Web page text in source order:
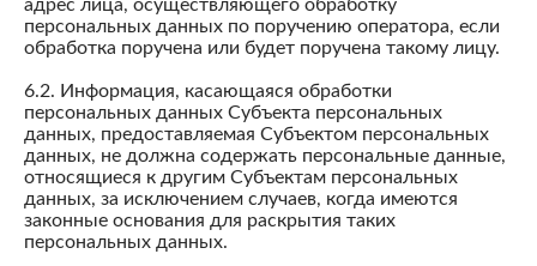
адрес лица, осуществляющего обработку
персональных данных по поручению оператора, если
обработка поручена или будет поручена такому лицу.
6.2. Информация, касающаяся обработки
персональных данных Субъекта персональных
данных, предоставляемая Субъектом персональных
данных, не должна содержать персональные данные,
относящиеся к другим Субъектам персональных
данных, за исключением случаев, когда имеются
законные основания для раскрытия таких
персональных данных.